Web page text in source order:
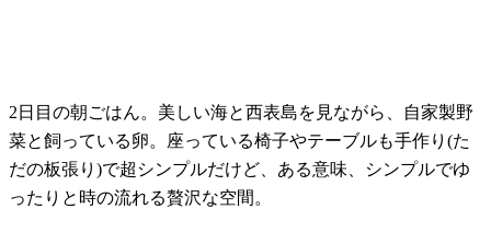
2日目の朝ごはん。美しい海と西表島を見ながら、自家製野
菜と飼っている卵。座っている椅子やテーブルも手作り(た
だの板張り)で超シンプルだけど、ある意味、シンプルでゆ
ったりと時の流れる贅沢な空間。